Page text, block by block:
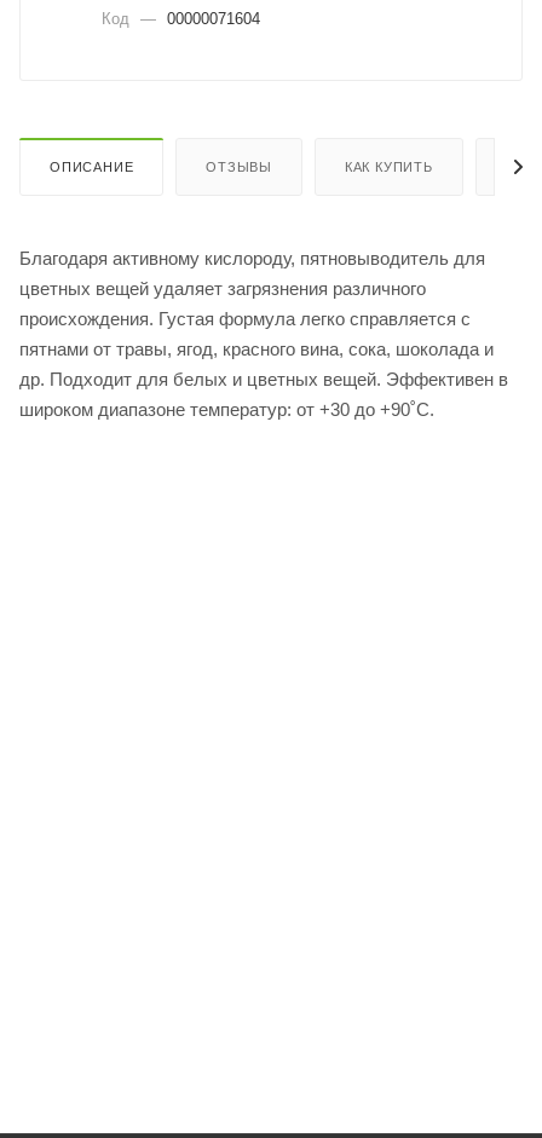
Код — 00000071604
ОПИСАНИЕ ОТЗЫВЫ КАК КУПИТЬ
Благодаря активному кислороду, пятновыводитель для
цветных вещей удаляет загрязнения различного
происхождения. Густая формула легко справляется с
пятнами от травы, ягод, красного вина, сока, шоколада и
др. Подходит для белых и цветных вещей. Эффективен в
широком диапазоне температур: от +30 до +90˚C.